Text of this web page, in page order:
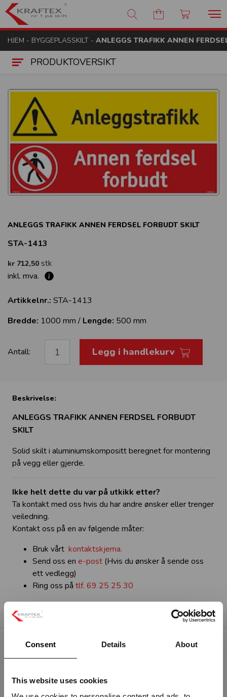
Consent Details About
This website uses cookies
Kraftex - nr 1 på skilt
HJEM - BYGGEPLASSKILT - ANLEGGS TRAFIKK ANNEN
PRODUKTOVERSIKT
ANLEGGS TRAFIKK ANNEN FERDSEL FORBUDT SKILT
STA-1413
kr 712,50 stk
inkl. mva.
Artikkelnr.: STA-1413
Bredde: 1000 mm / Lengde: 500 mm
Antall: Legg i handlekurv
Beskrivelse:
ANLEGGS TRAFIKK ANNEN FERDSEL FORBUDT
SKILT
Solid skilt i aluminiumskompositt beregnet for montering
på vegg eller gjerde.
Ikke helt dette du var på utkikk etter?
Ta kontakt med oss hvis du har andre ønsker eller trenger
veiledning.
Kontakt oss på en av følgende måter:
Bruk vårt kontaktskjema.
Send oss en e-post (Hvis du ønsker å sende oss
ett vedlegg)
Ring oss på tlf. 69 25 25 30